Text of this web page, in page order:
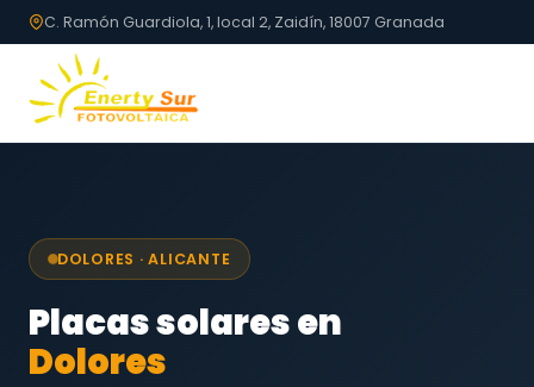
C. Ramón Guardiola, 1, local 2, Zaidín, 18007 Granada
DOLORES · ALICANTE
Placas solares en
Dolores